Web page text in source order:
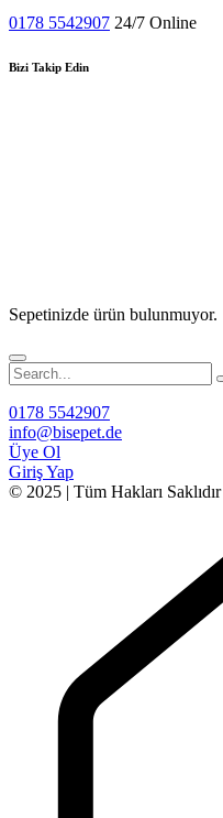
0178 5542907 24/7 Online
Bizi Takip Edin
Sepetinizde ürün bulunmuyor.
0178 5542907
info@bisepet.de
Üye Ol
Giriş Yap
© 2025 | Tüm Hakları Saklıdır